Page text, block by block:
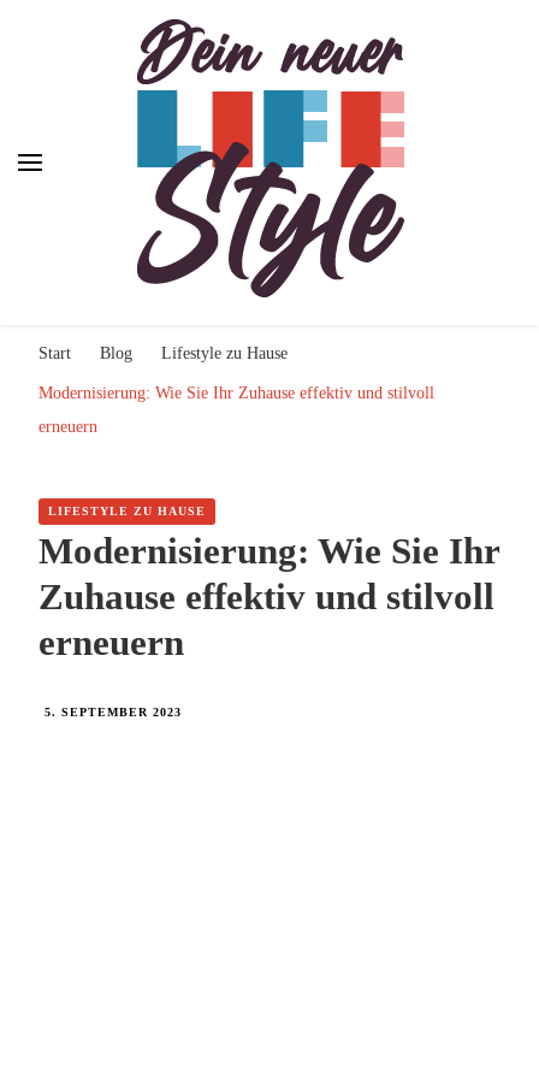
Dein neuer Lifestyle
Start Blog Lifestyle zu Hause
Modernisierung: Wie Sie Ihr Zuhause effektiv und stilvoll
erneuern
LIFESTYLE ZU HAUSE
Modernisierung: Wie Sie Ihr
Zuhause effektiv und stilvoll
erneuern
5. SEPTEMBER 2023